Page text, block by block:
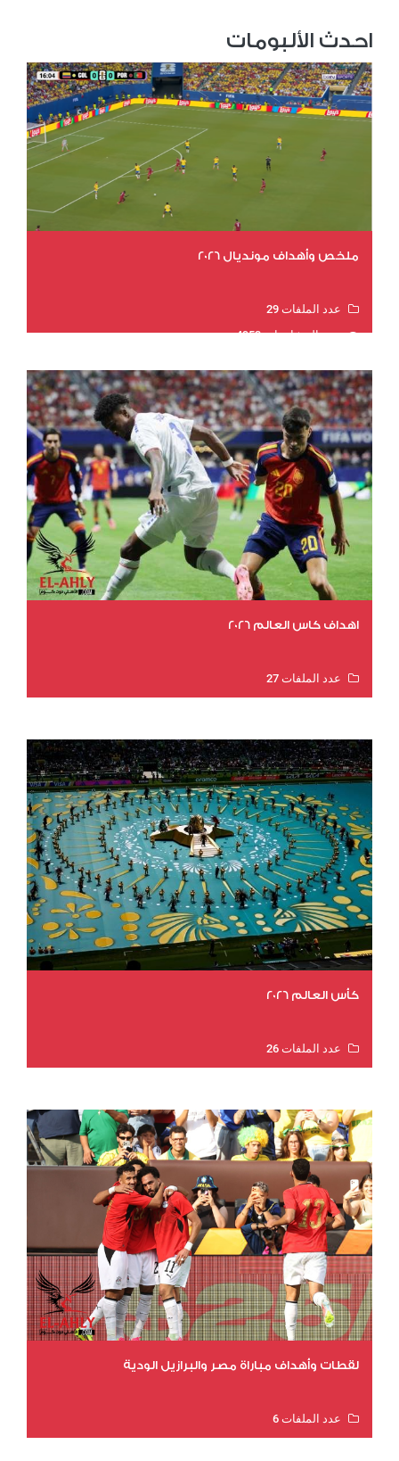
احدث الألبومات
ملخص وأهداف مونديال 2026
عدد الملفات 29
عدد المشاهدات 4953
اهداف كاس العالم 2026
عدد الملفات 27
كأس العالم 2026
عدد الملفات 26
لقطات وأهداف مباراة مصر والبرازيل الودية
عدد الملفات 6